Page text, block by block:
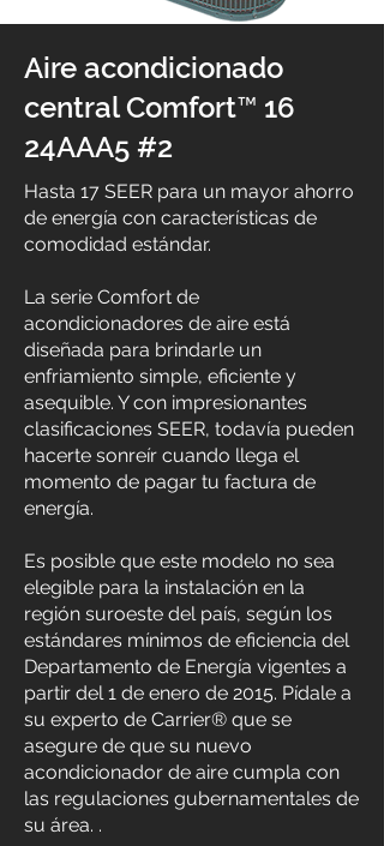
Aire acondicionado
central Comfort™ 16
24AAA5 #2
Hasta 17 SEER para un mayor ahorro
de energía con características de
comodidad estándar.
La serie Comfort de
acondicionadores de aire está
diseñada para brindarle un
enfriamiento simple, eficiente y
asequible. Y con impresionantes
clasificaciones SEER, todavía pueden
hacerte sonreír cuando llega el
momento de pagar tu factura de
energía.
Es posible que este modelo no sea
elegible para la instalación en la
región suroeste del país, según los
estándares mínimos de eficiencia del
Departamento de Energía vigentes a
partir del 1 de enero de 2015. Pídale a
su experto de Carrier® que se
asegure de que su nuevo
acondicionador de aire cumpla con
las regulaciones gubernamentales de
su área. .